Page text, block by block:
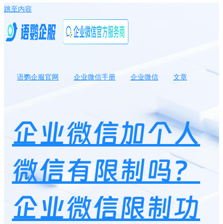
跳至内容
语鹦企服官网 企业微信手册 企业微信
文章
企业微信加个人
微信有限制吗？
企业微信限制功